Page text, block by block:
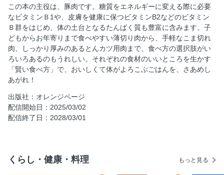
サムギョプサル
豚肉ともやしのべっこううま煮
豚肉ごま白菜
最強の豚汁
【食べ合わせで選ぶ豚肉が主役のおかず】
豚ヒレ肉とれんこんの酢豚
豚こまボールのレモン甘酢炒め
豚肉とさつまいものオイスター甘酢炒め
トマトとんカツ
この本の主役は、豚肉です。糖質をエネルギーに変える際に必要
なビタミンＢ1や、皮膚を健康に保つビタミンB2などのビタミン
Ｂ群をはじめ、体の土台となるたんぱく質も豊富に含みます。子
どもからお年寄りまで食べやすい薄切り肉から、手軽なこま切れ
肉、しっかり厚みのあるとんカツ用肉まで、食べ方の選択肢がい
ろいろあるのもうれしい。それぞれの食材のいいところを生かす
「賢い食べ方」で、おいしくて体がよろこぶごはんを、さあめし
あがれ！
出版社：オレンジページ
配信開始日：2025/03/02
配信終了日：2028/03/01
くらし・健康・料理 もっと見る